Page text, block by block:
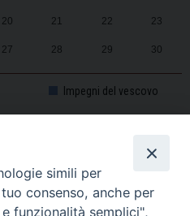
20 21 22 23
27 28 29 30
Impegni del vescovo
2025-2026
simili per
consenso, anche per
funzionalità semplici",